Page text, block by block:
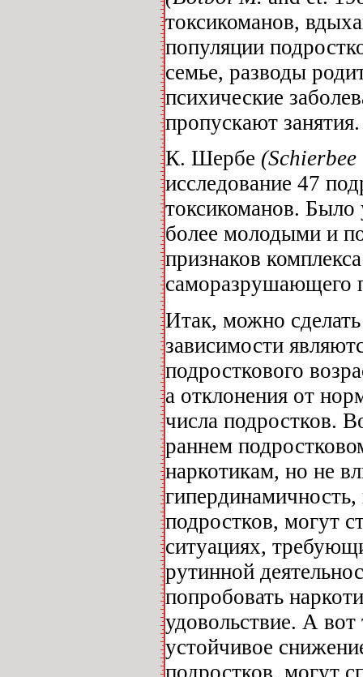
токсикоманов,
популяции
семье, разводы
психические
пропускают занятия.
К. Шербе (Schierbee
исследование 47
токсикоманов. Было
более молодыми и
признаков
саморазрушающего
Итак, можно
зависимости
подросткового
а отклонения от
числа подростков.
раннем
наркотикам, но не
подростков, могут
ситуациях,
рутинной
попробовать
удовольствие. А
устойчивое
подростков, могут